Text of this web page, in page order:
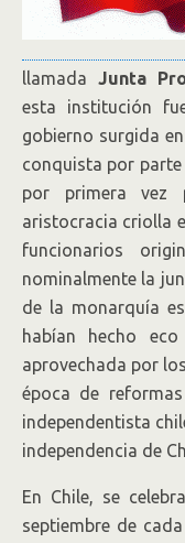
llamada Junta
esta institución
gobierno surgida
conquista por
por primera vez
aristocracia criolla
funcionarios
nominalmente la
de la monarquía
habían hecho
aprovechada por
época de
independentista
independencia de
En Chile, se
septiembre de